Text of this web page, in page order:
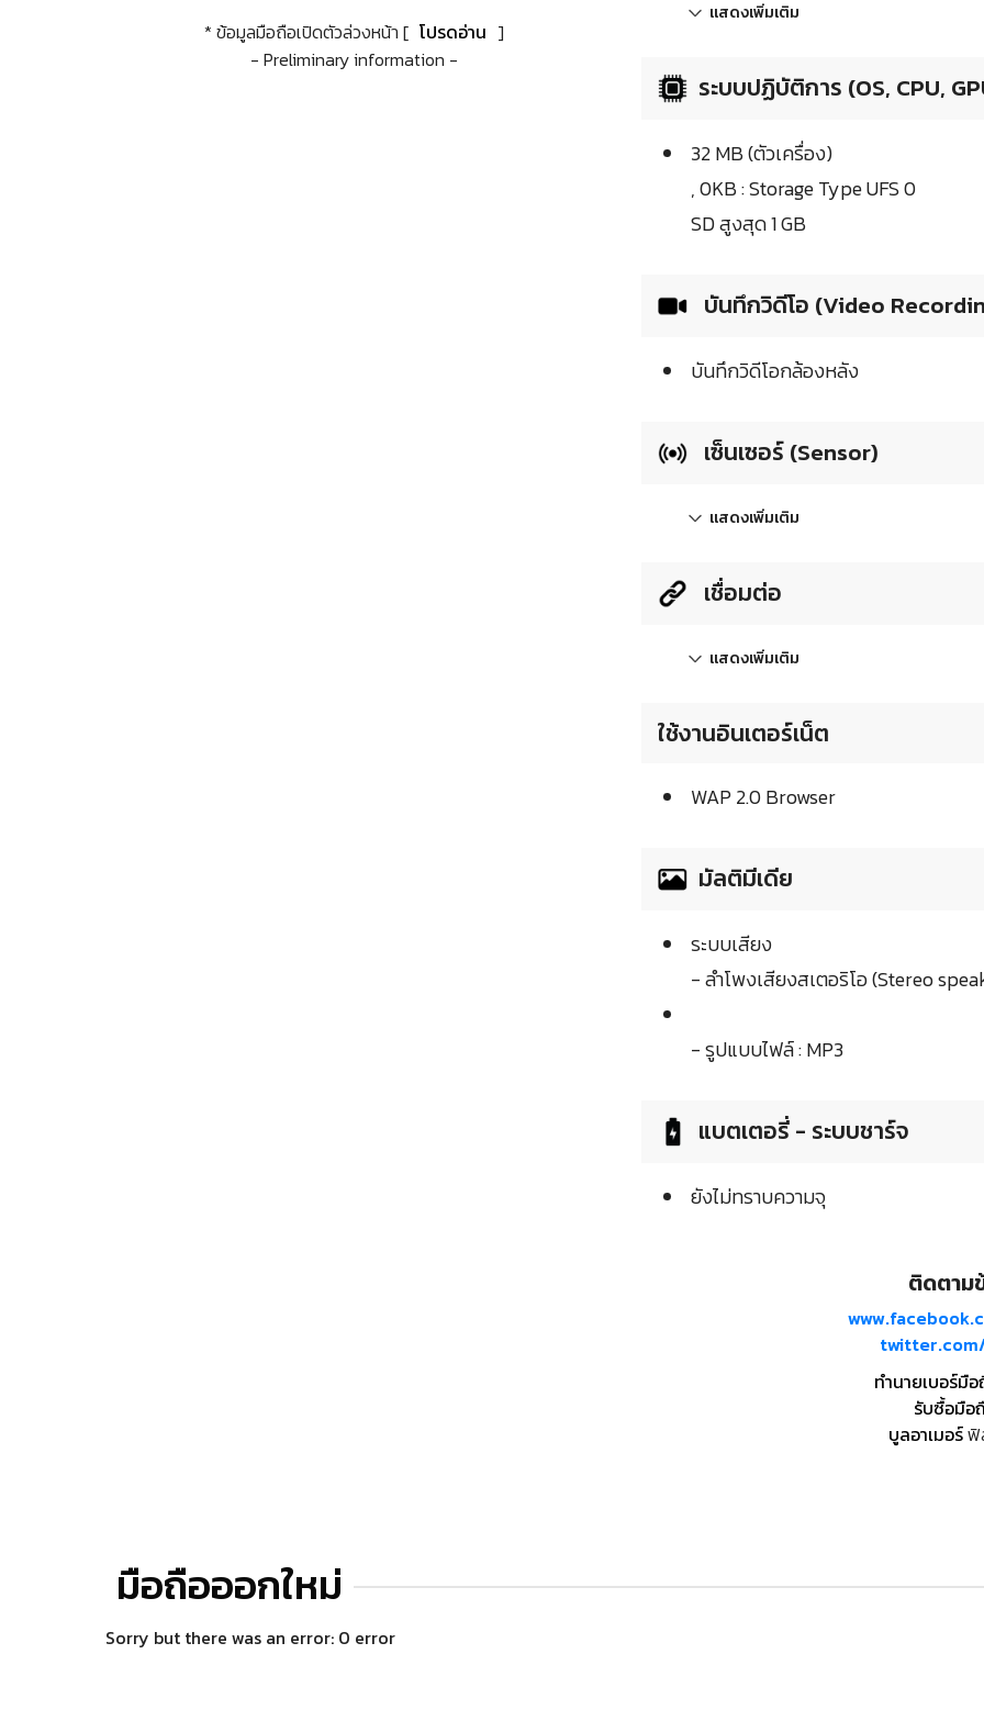
* ข้อมูลมือถือเปิดตัวล่วงหน้า [ โปรดอ่าน ]
- Preliminary information -
แสดงเพิ่มเติม
ระบบปฏิบัติการ (OS, CPU,
32 MB (ตัวเครื่อง)
, 0KB : Storage Type UFS 0
SD สูงสุด 1 GB
บันทึกวิดีโอ (Video
บันทึกวิดีโอกล้องหลัง
เซ็นเซอร์ (Sensor)
แสดงเพิ่มเติม
เชื่อมต่อ
แสดงเพิ่มเติม
ใช้งานอินเตอร์เน็ต
WAP 2.0 Browser
มัลติมีเดีย
ระบบเสียง
- ลำโพงเสียงสเตอริโอ (Stereo
- รูปแบบไฟล์ : MP3
แบตเตอรี่ - ระบบชาร์จ
ยังไม่ทราบความจุ
ติดตาม
ทำนายเบอร์มื
รับซื้อมือ
บูลอาเมอร์ฟิ
มือถือออกใหม่
Sorry but there was an error: 0 error